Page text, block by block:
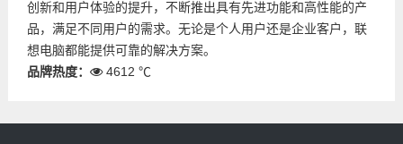
创新和用户体验的提升，不断推出具有先进功能和高性能的产
品，满足不同用户的需求。无论是个人用户还是企业客户，联
想电脑都能提供可靠的解决方案。
品牌热度：
4612 ℃